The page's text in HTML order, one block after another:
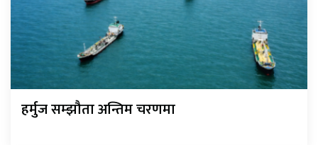
हर्मुज सम्झौता अन्तिम चरणमा